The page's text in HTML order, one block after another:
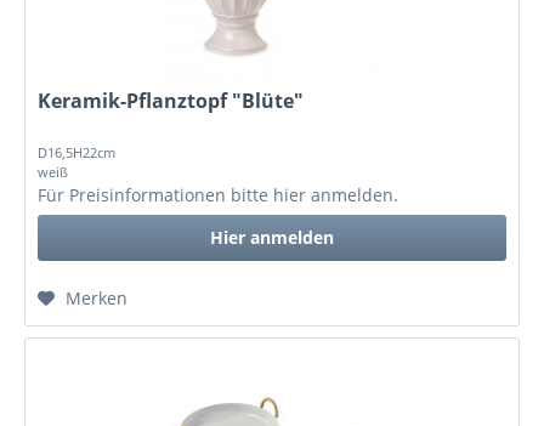
Keramik-Pflanztopf "Blüte"
D16,5H22cm
weiß
Für Preisinformationen bitte hier anmelden.
Hier anmelden
Merken